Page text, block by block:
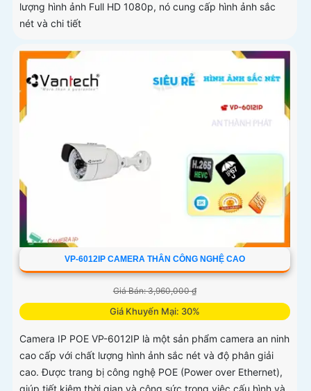
lượng hình ảnh Full HD 1080p, nó cung cấp hình ảnh sắc
nét và chi tiết
VP-6012IP CAMERA THÂN CÔNG NGHỆ CAO
Giá Bán: 3,960,000 ₫
Giá Khuyến Mại: 30%
Camera IP POE VP-6012IP là một sản phẩm camera an ninh
cao cấp với chất lượng hình ảnh sắc nét và độ phân giải
cao. Được trang bị công nghệ POE (Power over Ethernet),